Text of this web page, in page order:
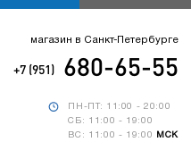
ПН-ПТ: 11:00 - 20:00
СБ: 11:00 - 19:00
ВС: 11:00 - 19:00
МСК
магазин в Санкт-Петербурге
+7 (951) 680-65-55